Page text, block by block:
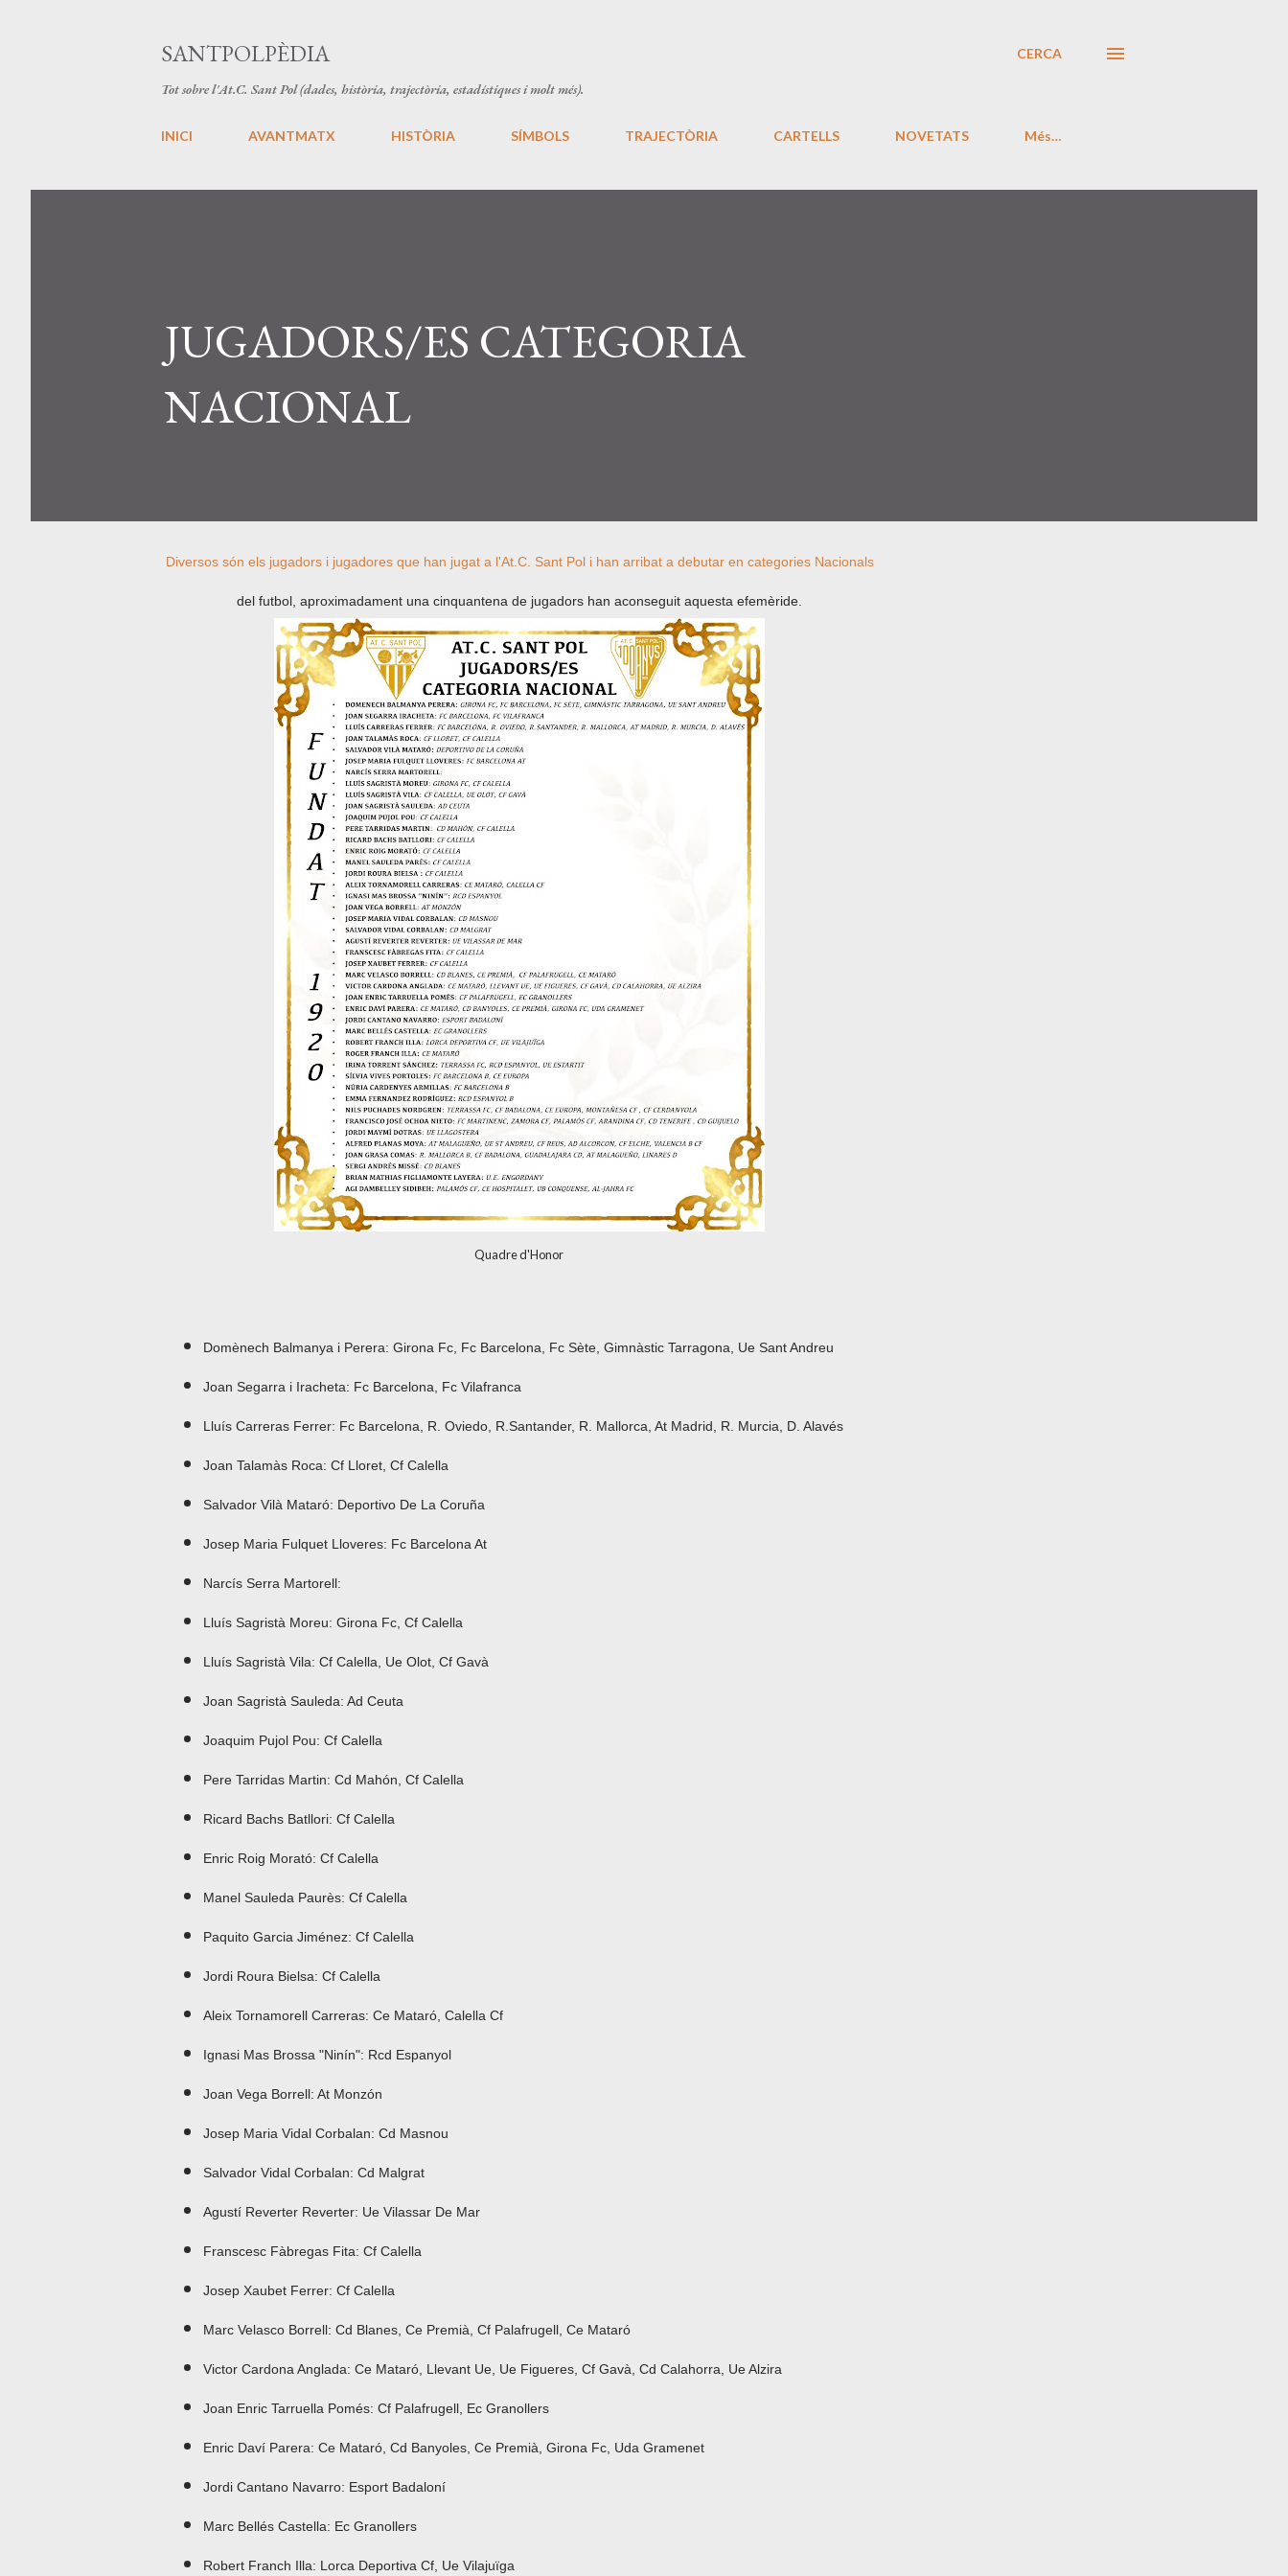
SANTPOLPÈDIA
Tot sobre l'At.C. Sant Pol (dades, història, trajectòria, estadístiques i molt més).
CERCA
INICI AVANTMATX HISTÒRIA SÍMBOLS TRAJECTÒRIA CARTELLS NOVETATS Més…
JUGADORS/ES CATEGORIA
NACIONAL
Diversos són els jugadors i jugadores que han jugat a l'At.C. Sant Pol i han arribat a debutar en categories Nacionals
del futbol, aproximadament una cinquantena de jugadors han aconseguit aquesta efemèride.
Quadre d'Honor
Domènech Balmanya i Perera: Girona Fc, Fc Barcelona, Fc Sète, Gimnàstic Tarragona, Ue Sant Andreu
Joan Segarra i Iracheta: Fc Barcelona, Fc Vilafranca
Lluís Carreras Ferrer: Fc Barcelona, R. Oviedo, R.Santander, R. Mallorca, At Madrid, R. Murcia, D. Alavés
Joan Talamàs Roca: Cf Lloret, Cf Calella
Salvador Vilà Mataró: Deportivo De La Coruña
Josep Maria Fulquet Lloveres: Fc Barcelona At
Narcís Serra Martorell:
Lluís Sagristà Moreu: Girona Fc, Cf Calella
Lluís Sagristà Vila: Cf Calella, Ue Olot, Cf Gavà
Joan Sagristà Sauleda: Ad Ceuta
Joaquim Pujol Pou: Cf Calella
Pere Tarridas Martin: Cd Mahón, Cf Calella
Ricard Bachs Batllori: Cf Calella
Enric Roig Morató: Cf Calella
Manel Sauleda Paurès: Cf Calella
Paquito Garcia Jiménez: Cf Calella
Jordi Roura Bielsa: Cf Calella
Aleix Tornamorell Carreras: Ce Mataró, Calella Cf
Ignasi Mas Brossa "Ninín": Rcd Espanyol
Joan Vega Borrell: At Monzón
Josep Maria Vidal Corbalan: Cd Masnou
Salvador Vidal Corbalan: Cd Malgrat
Agustí Reverter Reverter: Ue Vilassar De Mar
Franscesc Fàbregas Fita: Cf Calella
Josep Xaubet Ferrer: Cf Calella
Marc Velasco Borrell: Cd Blanes, Ce Premià, Cf Palafrugell, Ce Mataró
Victor Cardona Anglada: Ce Mataró, Llevant Ue, Ue Figueres, Cf Gavà, Cd Calahorra, Ue Alzira
Joan Enric Tarruella Pomés: Cf Palafrugell, Ec Granollers
Enric Daví Parera: Ce Mataró, Cd Banyoles, Ce Premià, Girona Fc, Uda Gramenet
Jordi Cantano Navarro: Esport Badaloní
Marc Bellés Castella: Ec Granollers
Robert Franch Illa: Lorca Deportiva Cf, Ue Vilajuïga